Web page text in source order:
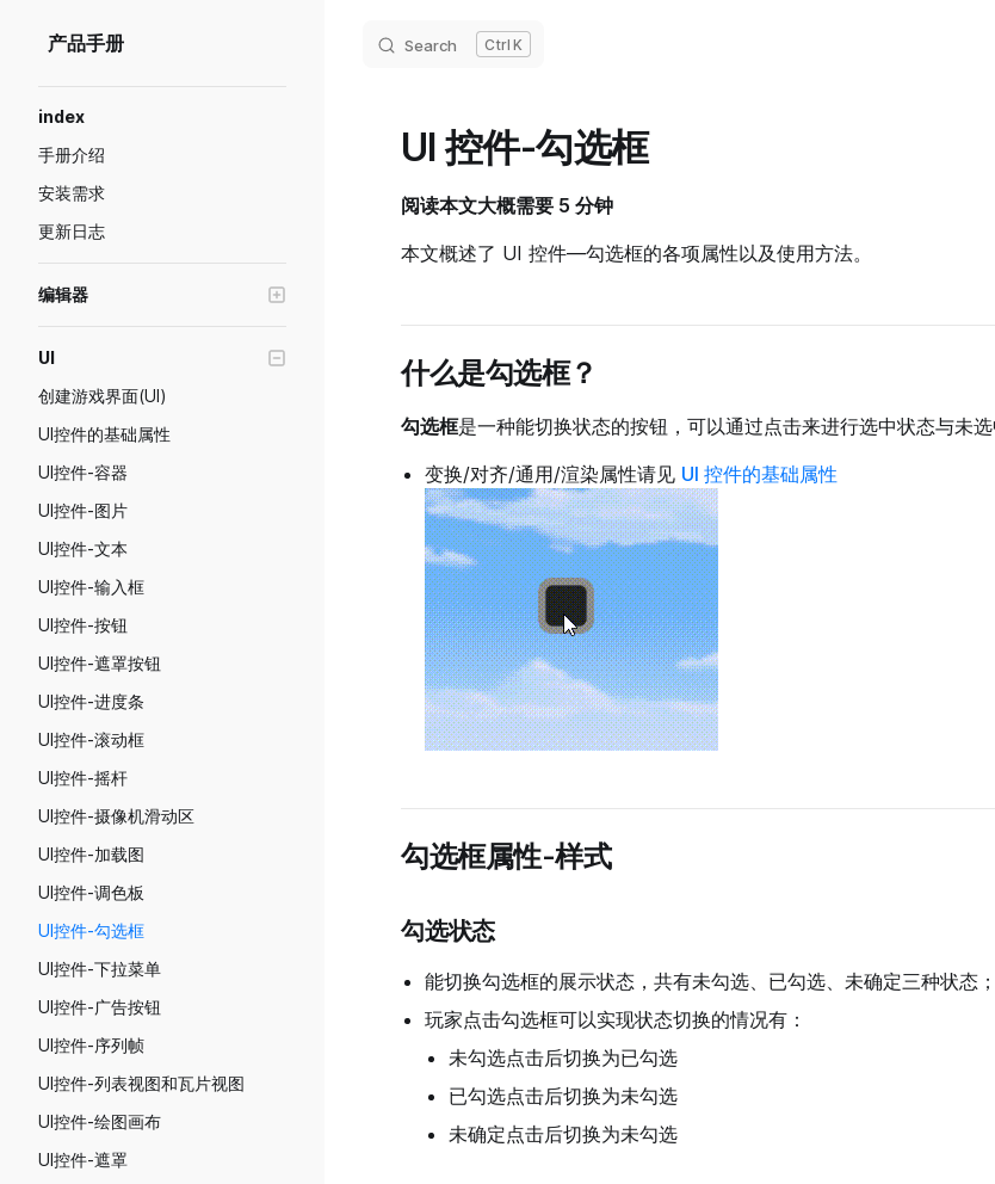
Skip to content
产品手册 Search K
index
手册介绍
安装需求
更新日志
编辑器
Transform工具
画质级别模拟与设置
预制体功能说明
游戏断线重连
绘制模式
场景管理与跳转
横竖屏&分辨率模拟
角色编辑工具
自动裁剪规则与自定义裁剪距离
实体建模工具
UI
创建游戏界面(UI)
UI控件的基础属性
UI控件-容器
UI控件-图片
UI控件-文本
UI控件-输入框
UI控件-按钮
UI控件-遮罩按钮
UI控件-进度条
UI控件-滚动框
UI控件-摇杆
UI控件-摄像机滑动区
UI控件-加载图
UI控件-调色板
UI控件-勾选框
UI控件-下拉菜单
UI控件-广告按钮
UI控件-序列帧
UI控件-列表视图和瓦片视图
UI控件-绘图画布
UI控件-遮罩
UI 控件-勾选框
阅读本文大概需要 5 分钟
本文概述了 UI 控件—勾选框的各项属性以及使用方法。
什么是勾选框？
勾选框是一种能切换状态的按钮，可以通过点击来进行选中状态与未选
变换/对齐/通用/渲染属性请见 UI 控件的基础属性
勾选框属性-样式
勾选状态
能切换勾选框的展示状态，共有未勾选、已勾选、未确定三种状态；
玩家点击勾选框可以实现状态切换的情况有：
未勾选点击后切换为已勾选
已勾选点击后切换为未勾选
未确定点击后切换为未勾选